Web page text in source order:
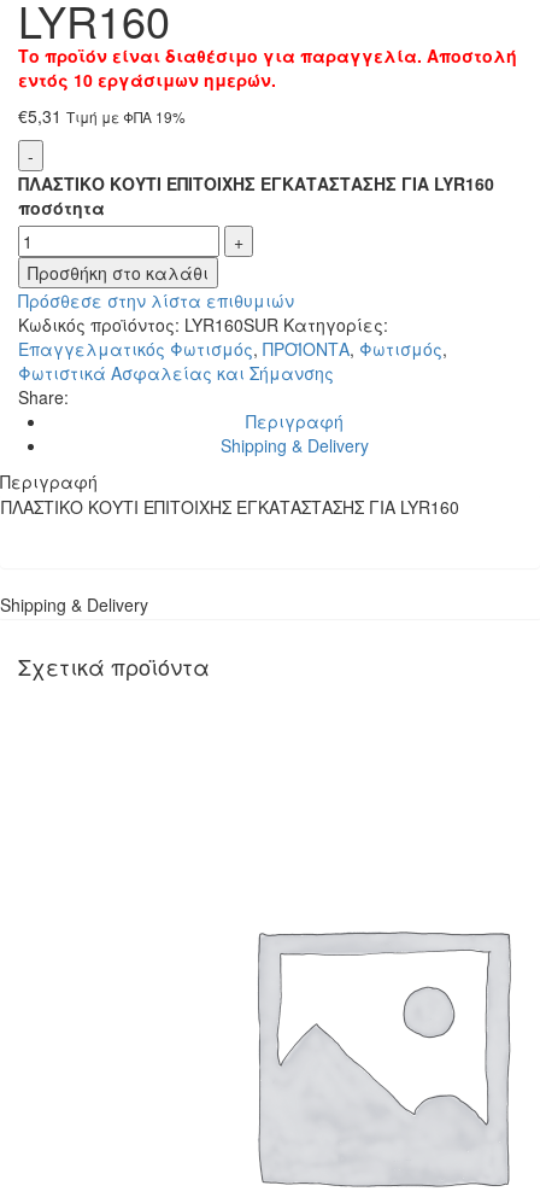
LYR160
Το προϊόν είναι διαθέσιμο για παραγγελία. Αποστολή
εντός 10 εργάσιμων ημερών.
€5,31 Τιμή με ΦΠΑ 19%
ΠΛΑΣΤΙΚΟ ΚΟΥΤΙ ΕΠΙΤΟΙΧΗΣ ΕΓΚΑΤΑΣΤΑΣΗΣ ΓΙΑ LYR160
ποσότητα
Προσθήκη στο καλάθι
Πρόσθεσε στην λίστα επιθυμιών
Κωδικός προϊόντος: LYR160SUR Κατηγορίες:
Επαγγελματικός Φωτισμός, ΠΡΟΪΟΝΤΑ, Φωτισμός,
Φωτιστικά Ασφαλείας και Σήμανσης
Share:
Περιγραφή
Shipping & Delivery
Περιγραφή
ΠΛΑΣΤΙΚΟ ΚΟΥΤΙ ΕΠΙΤΟΙΧΗΣ ΕΓΚΑΤΑΣΤΑΣΗΣ ΓΙΑ LYR160
Shipping & Delivery
Σχετικά προϊόντα